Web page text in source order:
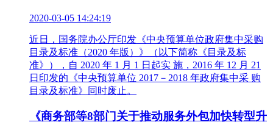
2020-03-05 14:24:19
近日，国务院办公厅印发《中央预算单位政府集中采购
目录及标准（2020 年版）》（以下简称《目录及标
准》），自 2020 年 1 月 1 日起实 施，2016 年 12 月 21
日印发的《中央预算单位 2017－2018 年政府集中采 购
目录及标准》同时废止。
《商务部等8部门关于推动服务外包加快转型升